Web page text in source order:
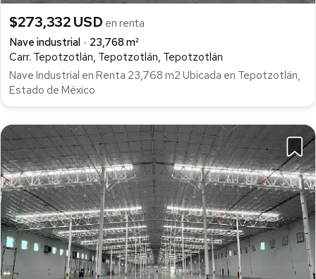
$273,332 USD en renta
Nave industrial
23,768 m²
Carr. Tepotzotlán, Tepotzotlán, Tepotzotlán
Nave Industrial en Renta 23,768 m2 Ubicada en Tepotzotlán,
Estado de México